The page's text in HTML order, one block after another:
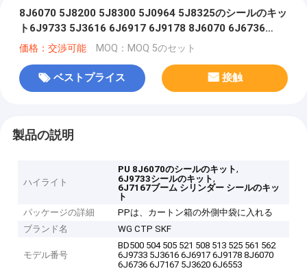
8J6070 5J8200 5J8300 5J0964 5J8325のシールのキッ
ト6J9733 5J3616 6J6917 6J9178 8J6070 6J6736
6J7167 5J3620 6J6553
価格：交渉可能 MOQ：MOQ 5のセット
ベストプライス 接触
製品の説明
ハイライト
PU 8J6070のシールのキット,
6J9733シールのキット,
6J7167ブーム シリンダー シールのキッ
ト
パッケージの詳細
PPは、カートン箱の外側中袋に入れる
ブランド名
WG CTP SKF
モデル番号
BD500 504 505 521 508 513 525 561 562
6J9733 5J3616 6J6917 6J9178 8J6070
6J6736 6J7167 5J3620 6J6553